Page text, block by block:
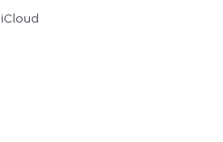
iCloud